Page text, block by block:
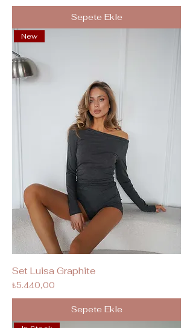
Sepete Ekle
New
Set Luisa Graphite
Fiyat
₺5.440,00
Sepete Ekle